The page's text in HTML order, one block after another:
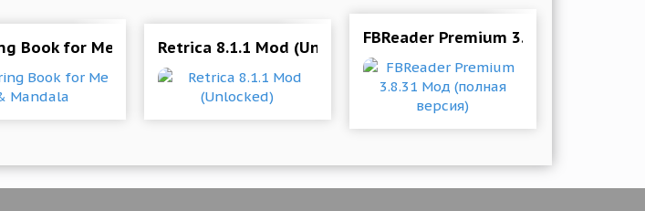
покупки)
Book for Me & MandalaRetrica 8.1.1 Mod (Unlocked)FBReader Premium 3.8.31 Мод